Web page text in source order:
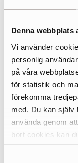
Denna webbplats
Vi använder
personlig
på våra
för statistik och
förekomma
med. Du kan
använda genom
bort cookies kan
Om du inte vill
annonsnätverk
Instagram kan du
deras webbplatser.